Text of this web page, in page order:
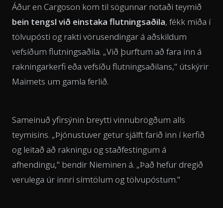
Áður en Cargoson kom til sögunnar notaði teymið
bein tengsl við einstaka flutningsaðila, fékk miða í
tölvupósti og rakti vörusendingar á aðskildum
vefsíðum flutningsaðila. „Við þurftum að fara inn á
rakningarkerfi eða vefsíðu flutningsaðilans," útskýrir
Maimets um gamla ferlið.
Sameinuð yfirsýnin breytti vinnubrögðum alls
teymisins. „Þjónustuver getur sjálft farið inn í kerfið
og leitað að rakningu og staðfestingum á
afhendingu," bendir Nieminen á. „Það hefur dregið
verulega úr innri símtölum og tölvupóstum."